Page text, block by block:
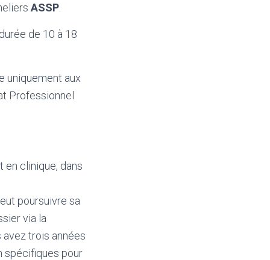
ASSP
de 10 à 18
uniquement aux
Professionnel
en clinique, dans
poursuivre sa
via la
avez trois années
spécifiques pour